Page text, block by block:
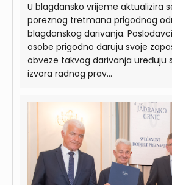
U blagdansko vrijeme aktualizira
poreznog tretmana prigodnog
blagdanskog darivanja.
osobe prigodno daruju svoje
obveze takvog darivanja uređuju
izvora radnog prav...